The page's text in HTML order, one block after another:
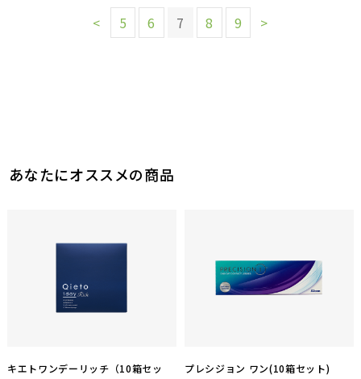
< 5 6 7 8 9 >
あなたにオススメの商品
キエトワンデーリッチ（10箱セッ
プレシジョン ワン(10箱セット)